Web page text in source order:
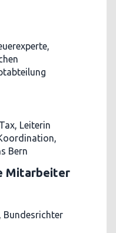
Leiterin
Bern
Mitarbeiter
Bundesrichter